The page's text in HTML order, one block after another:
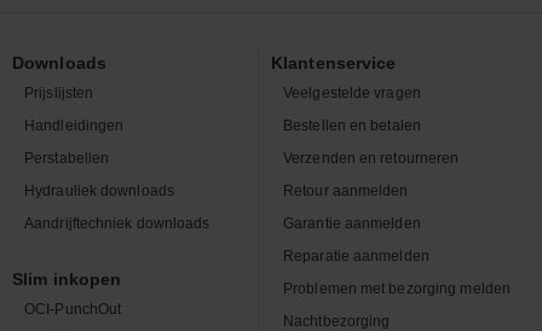
Downloads
Prijslijsten
Handleidingen
Perstabellen
Hydrauliek downloads
Aandrijftechniek downloads
Slim inkopen
OCI-PunchOut
Klantenservice
Veelgestelde vragen
Bestellen en betalen
Verzenden en retourneren
Retour aanmelden
Garantie aanmelden
Reparatie aanmelden
Problemen met bezorging melden
Nachtbezorging